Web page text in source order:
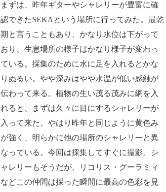
まずは、昨年ギターやシャレリーが豊富に確
認できたSEKAという場所に行ってみた。最乾
期と言うこともあり、かなり水位は下がって
おり、生息場所の様子はかなり様子が変わっ
ている。採集のために水に足を入れるとかな
りぬるい。やや深みはやや水温が低い感触が
伝わって来る。植物の生い茂る茂みに網を入
れると、まずは久々に目にするシャレリーが
入って来た。やはり昨年と同じように黄色み
が強く、明らかに他の場所のシャレリーと異
なっている。今回は採集してすぐに撮影。シ
ャレリーもそうだが、リコリス・グーラミィ
などこの仲間は採った瞬間に最高の色彩を見